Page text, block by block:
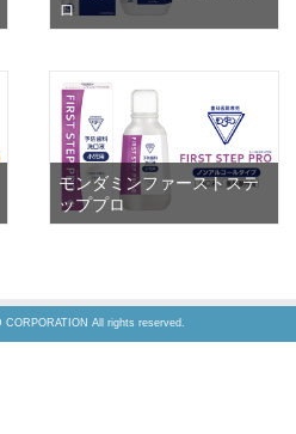
ロ
モンダミンファーストステ
ッププロ
All rights reserved.